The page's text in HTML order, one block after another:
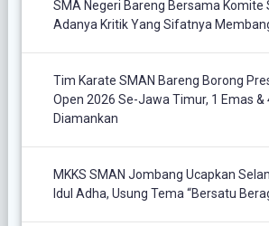
SMA Negeri Bareng Bersama Komite
Adanya Kritik Yang Sifatnya
Tim Karate SMAN Bareng Borong
Open 2026 Se-Jawa Timur, 1 Emas &
Diamankan
MKKS SMAN Jombang Ucapkan
Idul Adha, Usung Tema “Bersatu